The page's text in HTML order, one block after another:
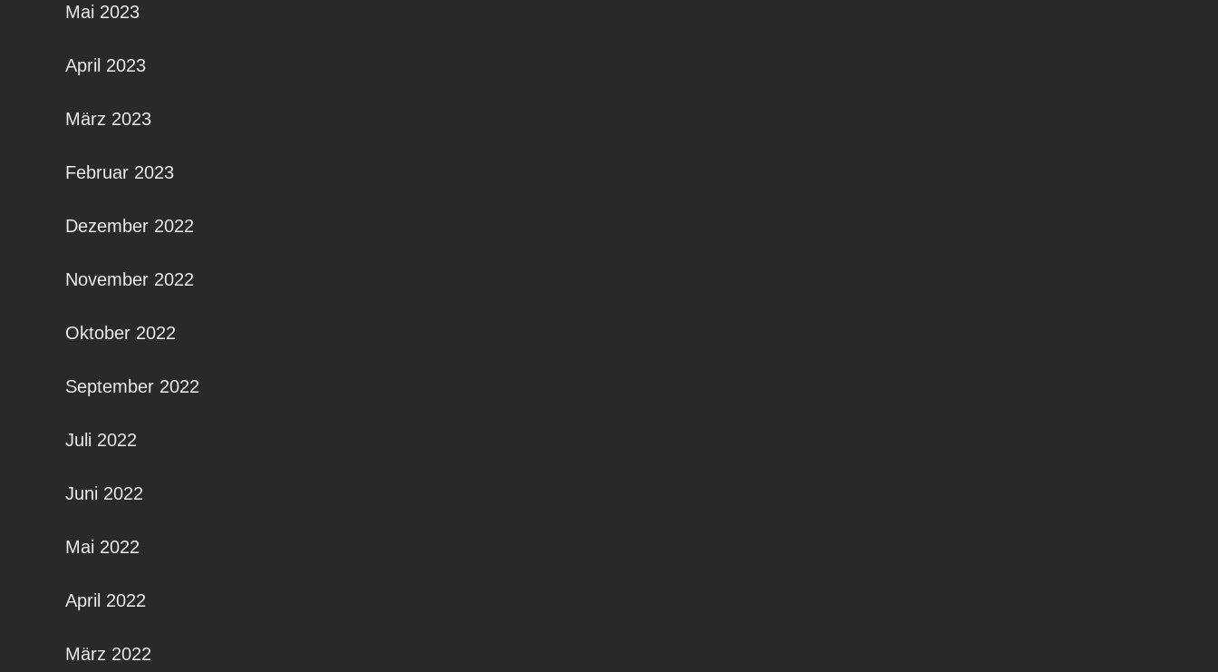
Mai 2023
April 2023
März 2023
Februar 2023
Dezember 2022
November 2022
Oktober 2022
September 2022
Juli 2022
Juni 2022
Mai 2022
April 2022
März 2022